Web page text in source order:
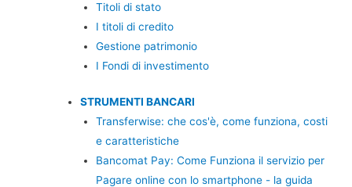
Titoli di stato
I titoli di credito
Gestione patrimonio
I Fondi di investimento
STRUMENTI BANCARI
Transferwise: che cos'è, come funziona, costi
e caratteristiche
Bancomat Pay: Come Funziona il servizio per
Pagare online con lo smartphone - la guida